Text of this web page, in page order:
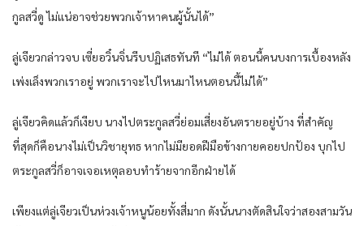
กูลสวี่ดู ไม่แน่อาจช่วยพวกเจ้าหาคนผู้นั้นได้”
ลู่เจียวกล่าวจบ เซี่ยอวิ๋นจิ่นรีบปฏิเสธทันที “ไม่ได้ ตอนนี้คนบงการเบื้องหลัง
เพ่งเล็งพวกเราอยู่ พวกเราจะไปไหนมาไหนตอนนี้ไม่ได้”
ลู่เจียวคิดแล้วก็เงียบ นางไปตระกูลสวี่ย่อมเสี่ยงอันตรายอยู่บ้าง ที่สำคัญ
ที่สุดก็คือนางไม่เป็นวิชายุทธ หากไม่มียอดฝีมือข้างกายคอยปกป้อง บุกไป
ตระกูลสวี่ก็อาจเจอเหตุลอบทำร้ายจากอีกฝ่ายได้
เพียงแต่ลู่เจียวเป็นห่วงเจ้าหนูน้อยทั้งสี่มาก ดังนั้นนางตัดสินใจว่าสองสามวัน